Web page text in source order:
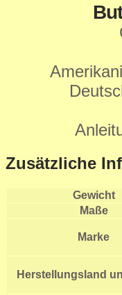
Zusätzliche
Gewicht
Maße
Marke
Herstellungsland